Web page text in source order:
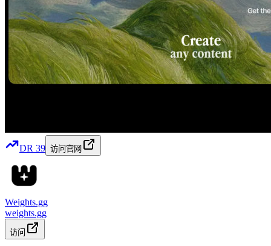
DR 39 访问官网
Weights.gg
weights.gg
访问